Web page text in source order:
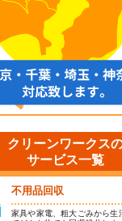
クリーンワークス
サービス一覧
不用品回収
家具や家電、粗大ごみから生